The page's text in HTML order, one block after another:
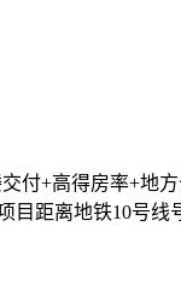
付+高得房率+地
目距离地铁10号线